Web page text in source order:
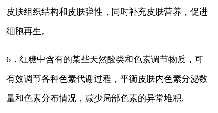
皮肤组织结构和皮肤弹性，同时补充皮肤营养，促进
细胞再生。
6．红糖中含有的某些天然酸类和色素调节物质，可
有效调节各种色素代谢过程，平衡皮肤内色素分泌数
量和色素分布情况，减少局部色素的异常堆积.